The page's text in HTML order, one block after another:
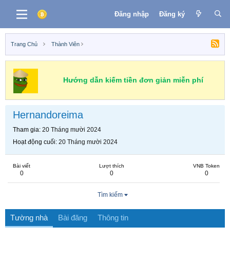
Đăng nhập Đăng ký
Trang Chủ Thành Viên
Hướng dẫn kiếm tiền đơn giản miễn phí
Hernandoreima
Tham gia 20 Tháng mười 2024
Hoạt động cuối 20 Tháng mười 2024
Bài viết
0
Lượt thích
0
VNB Token
0
Tìm kiếm
Tường nhà Bài đăng Thông tin